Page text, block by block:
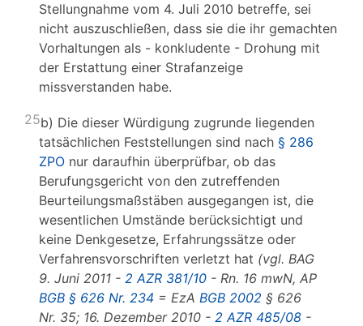
Stellungnahme vom 4. Juli 2010 betreffe, sei
nicht auszuschließen, dass sie die ihr gemachten
Vorhaltungen als - konkludente - Drohung mit
der Erstattung einer Strafanzeige
missverstanden habe.
25b) Die dieser Würdigung zugrunde liegenden
tatsächlichen Feststellungen sind nach § 286
ZPO nur daraufhin überprüfbar, ob das
Berufungsgericht von den zutreffenden
Beurteilungsmaßstäben ausgegangen ist, die
wesentlichen Umstände berücksichtigt und
keine Denkgesetze, Erfahrungssätze oder
Verfahrensvorschriften verletzt hat (vgl. BAG
9. Juni 2011 - 2 AZR 381/10 - Rn. 16 mwN, AP
BGB § 626 Nr. 234 = EzA BGB 2002 § 626
Nr. 35; 16. Dezember 2010 - 2 AZR 485/08 -